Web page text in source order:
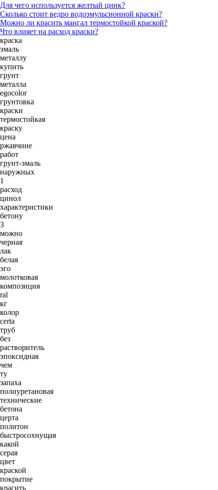
Для чего используется желтый цинк?
Сколько стоит ведро водоэмульсионной краски?
Можно ли красить мангал термостойкой краской?
Что влияет на расход краски?
краска
эмаль
металлу
купить
грунт
металла
egocolor
грунтовка
краски
термостойкая
краску
цена
ржавчине
работ
грунт-эмаль
наружных
1
расход
цинол
характеристики
бетону
3
можно
черная
лак
белая
эго
молотковая
композиция
ral
кг
колор
certa
труб
без
растворитель
эпоксидная
чем
ту
запаха
полиуретановая
технические
бетона
церта
политон
быстросохнущая
какой
серая
цвет
краской
покрытие
красить